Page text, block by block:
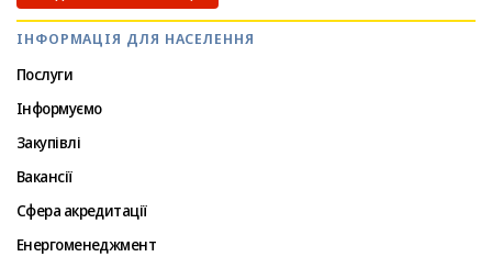
ІНФОРМАЦІЯ ДЛЯ НАСЕЛЕННЯ
Послуги
Інформуємо
Закупівлі
Вакансії
Сфера акредитації
Енергоменеджмент